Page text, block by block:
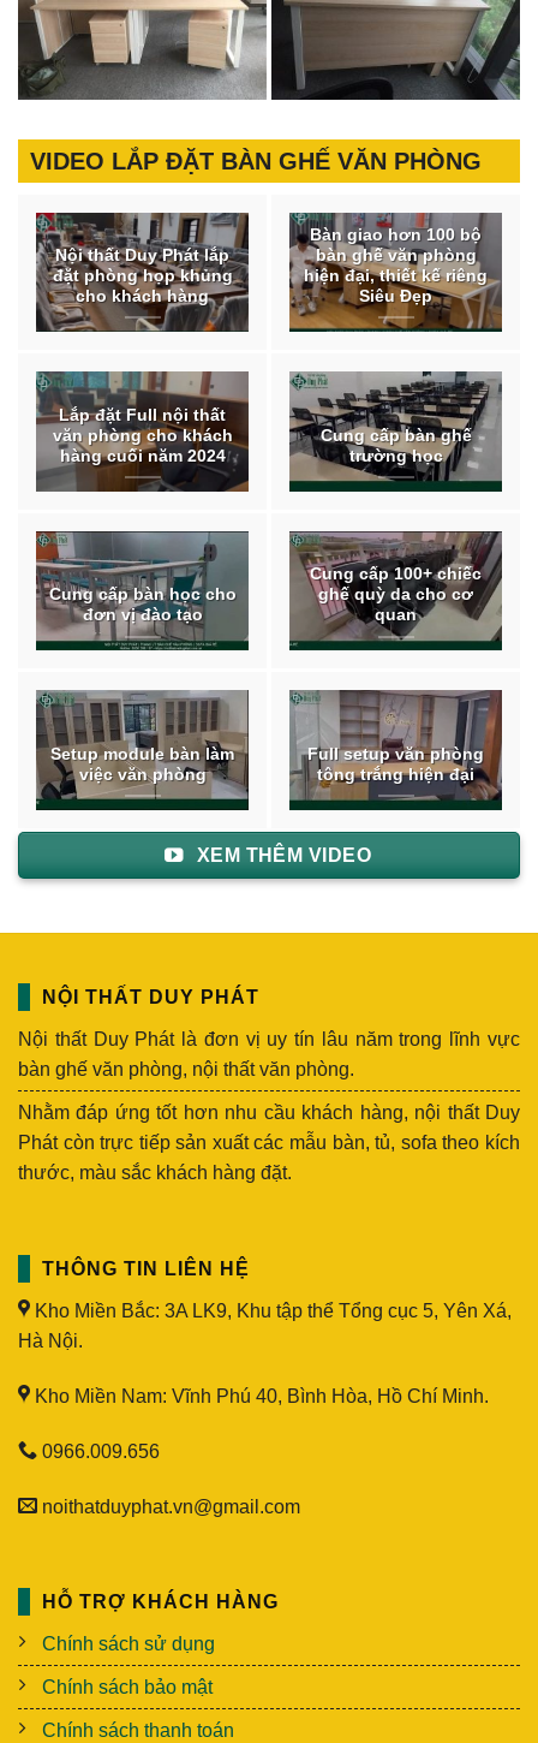
VIDEO LẮP ĐẶT BÀN GHẾ VĂN PHÒNG
Nội thất Duy Phát lắp
đặt phòng họp khủng
cho khách hàng
Bàn giao hơn 100 bộ
bàn ghế văn phòng
hiện đại, thiết kế riêng
Siêu Đẹp
Lắp đặt Full nội thất
văn phòng cho khách
hàng cuối năm 2024
Cung cấp bàn ghế
trường học
Cung cấp bàn học cho
đơn vị đào tạo
Cung cấp 100+ chiếc
ghế quỳ da cho cơ
quan
Setup module bàn làm
việc văn phòng
Full setup văn phòng
tông trắng hiện đại
XEM THÊM VIDEO
NỘI THẤT DUY PHÁT
Nội thất Duy Phát là đơn vị uy tín lâu năm trong lĩnh vực
bàn ghế văn phòng, nội thất văn phòng.
Nhằm đáp ứng tốt hơn nhu cầu khách hàng, nội thất Duy
Phát còn trực tiếp sản xuất các mẫu bàn, tủ, sofa theo kích
thước, màu sắc khách hàng đặt.
THÔNG TIN LIÊN HỆ
Kho Miền Bắc: 3A LK9, Khu tập thể Tổng cục 5, Yên Xá,
Hà Nội.
Kho Miền Nam: Vĩnh Phú 40, Bình Hòa, Hồ Chí Minh.
0966.009.656
noithatduyphat.vn@gmail.com
HỖ TRỢ KHÁCH HÀNG
Chính sách sử dụng
Chính sách bảo mật
Chính sách thanh toán